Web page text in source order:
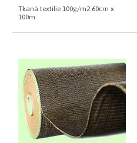
Tkaná textilie 100g/m2 60cm x
100m